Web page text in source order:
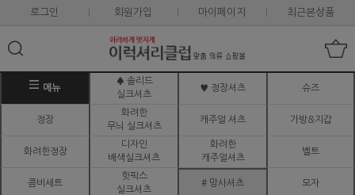
로그인 회원가입 마이페이지 최근본상품
메뉴
♠ 솔리드
실크셔츠
♥ 정장셔츠 슈즈
정장
화려한
무늬 실크셔츠
캐주얼 셔츠 가방&지갑
화려한정장
디자인
배색실크셔츠
화려한
캐주얼셔츠
벨트
콤비세트
핫픽스
실크셔츠
# 망사셔츠 모자